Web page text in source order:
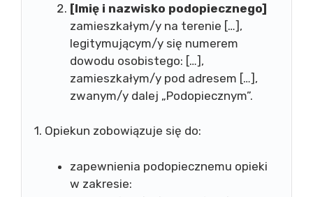
[Imię i nazwisko podopiecznego]
zamieszkałym/y na terenie […],
legitymującym/y się numerem
dowodu osobistego: […],
zamieszkałym/y pod adresem […],
zwanym/y dalej „Podopiecznym”.
1. Opiekun zobowiązuje się do:
zapewnienia podopiecznemu opieki
w zakresie: